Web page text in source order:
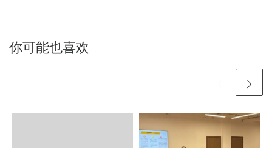
你可能也喜欢